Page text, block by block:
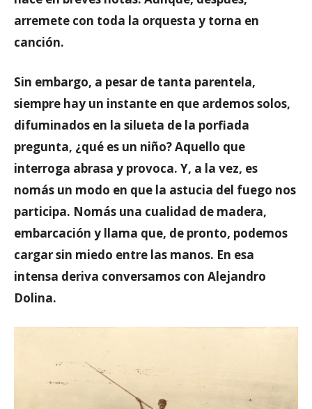
arremete con toda la orquesta y torna en
canción.
Sin embargo, a pesar de tanta parentela,
siempre hay un instante en que ardemos solos,
difuminados en la silueta de la porfiada
pregunta, ¿qué es un niño? Aquello que
interroga abrasa y provoca. Y, a la vez, es
nomás un modo en que la astucia del fuego nos
participa. Nomás una cualidad de madera,
embarcación y llama que, de pronto, podemos
cargar sin miedo entre las manos. En esa
intensa deriva conversamos con Alejandro
Dolina.